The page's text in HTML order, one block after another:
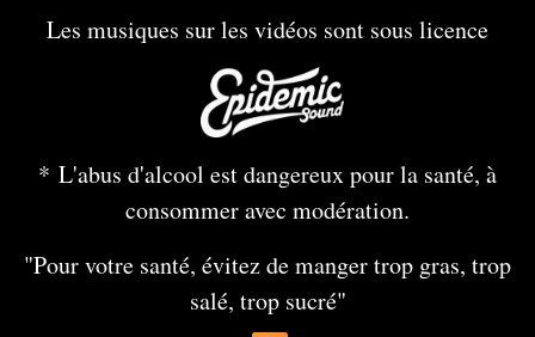
Les musiques sur les vidéos sont sous licence
* L'abus d'alcool est dangereux pour la santé, à
consommer avec modération.
"Pour votre santé, évitez de manger trop gras, trop
salé, trop sucré"